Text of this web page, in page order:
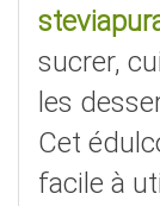
sucrer,
les
Cet
facile à